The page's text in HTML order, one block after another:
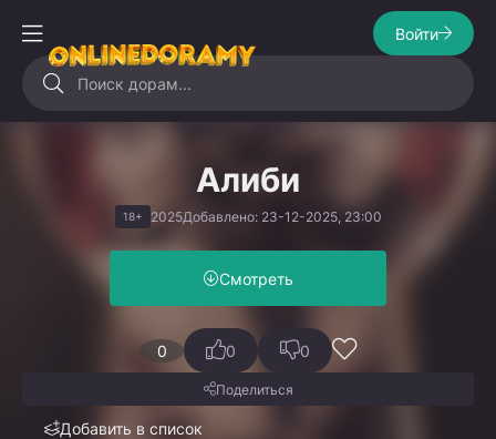
Войти
Алиби
18+ 2025Добавлено: 23-12-2025, 23:00
Смотреть
0
Добавить в список
0 0
Поделиться